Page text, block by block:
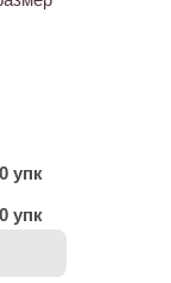
упк
упк